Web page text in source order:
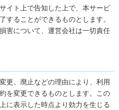
イト上で告知した上で、本サービ
することができるものとします。
害について、運営会社は一切責任
更、廃止などの理由により、利用
を変更できるものとします。この
に表示した時点より効力を生じる